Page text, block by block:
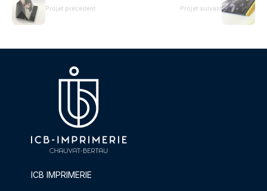
Projet précédent Projet suivant
ICB IMPRIMERIE